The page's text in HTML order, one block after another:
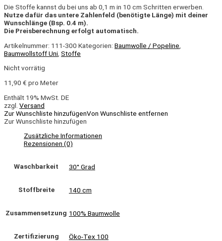
Die Stoffe kannst du bei uns ab 0,1 m in 10 cm Schritten erwerben.
Nutze dafür das untere Zahlenfeld (benötigte Länge) mit deiner
Wunschlänge (Bsp. 0.4 m).
Die Preisberechnung erfolgt automatisch.
Artikelnummer: 111-300 Kategorien: Baumwolle / Popeline
Baumwollstoff Uni Stoffe
Nicht vorrätig
11,90 € pro Meter
Enthält 19% MwSt. DE
zzgl. Versand
Zur Wunschliste hinzufügenVon Wunschliste entfernen
Zur Wunschliste hinzufügen
Zusätzliche Informationen
Rezensionen (0)
Waschbarkeit 30° Grad
Stoffbreite 140 cm
Zusammensetzung 100% Baumwolle
Zertifizierung Öko-Tex 100